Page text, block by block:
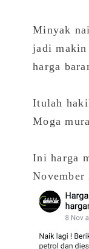
Minyak
jadi
harga
Itulah
Moga
Ini harga
November